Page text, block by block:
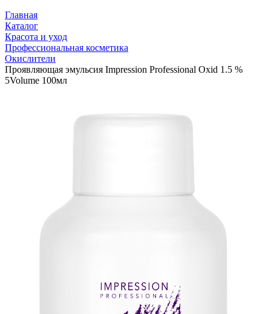
Главная
Каталог
Красота и уход
Профессиональная косметика
Окислители
Проявляющая эмульсия Impression Professional Oxid 1.5 %
5Volume 100мл